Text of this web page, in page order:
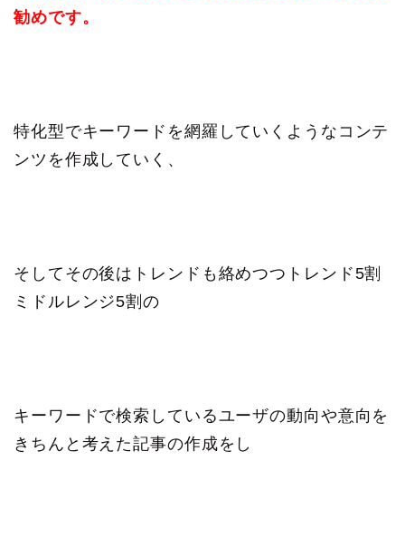
勧めです。
特化型でキーワードを網羅していくようなコンテ
ンツを作成していく、
そしてその後はトレンドも絡めつつトレンド5割
ミドルレンジ5割の
キーワードで検索しているユーザの動向や意向を
きちんと考えた記事の作成をし